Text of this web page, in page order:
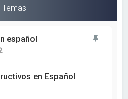
Temas
español
en Español